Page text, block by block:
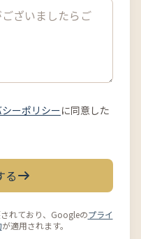
ーポリシーに同意した
る
れており、Googleのプライ
が適用されます。